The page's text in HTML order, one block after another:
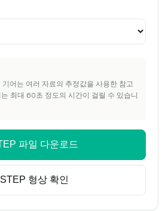
어는 여러 자료의 추정값을 사용한 참고
최대 60초 정도의 시간이 걸릴 수 있습니
파일 다운로드
STEP 형상 확인